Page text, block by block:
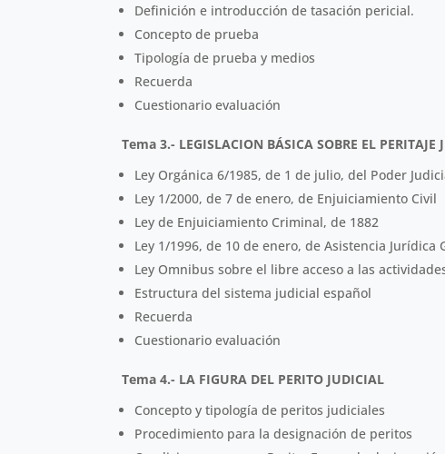
Definición e introducción de tasación pericial.
Concepto de prueba
Tipología de prueba y medios
Recuerda
Cuestionario evaluación
Tema 3.- LEGISLACION BÁSICA SOBRE EL PERITAJE
Ley Orgánica 6/1985, de 1 de julio, del Poder
Ley 1/2000, de 7 de enero, de Enjuiciamiento Civil
Ley de Enjuiciamiento Criminal, de 1882
Ley 1/1996, de 10 de enero, de Asistencia Jurídica
Ley Omnibus sobre el libre acceso a las
Estructura del sistema judicial español
Recuerda
Cuestionario evaluación
Tema 4.- LA FIGURA DEL PERITO JUDICIAL
Concepto y tipología de peritos judiciales
Procedimiento para la designación de peritos